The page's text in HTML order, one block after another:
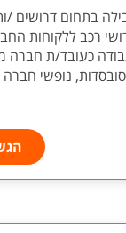
בתחום דרושים /
רכב ללקוחות
כעובד/ת חברה
נופשי